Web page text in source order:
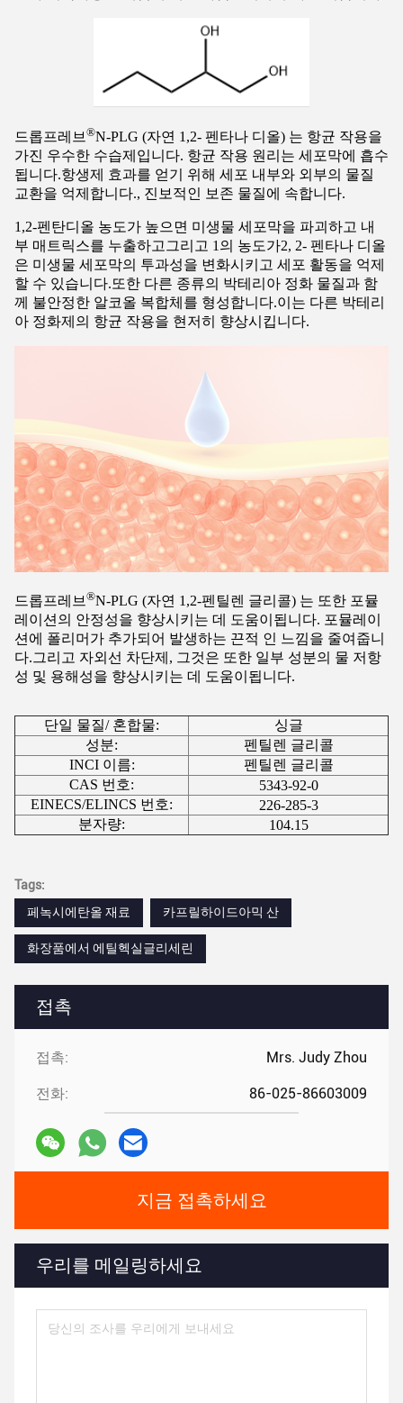
접촉
접촉: Mrs. Judy Zhou
전화: 86-025-86603009
지금 접촉하세요
우리를 메일링하세요
드롭프레브 ®N-PLG (자연 1,2- 펜타나 디올) 는 항균 작용을
가진 우수한 수습제입니다. 항균 작용 원리는 세포막에 흡수
됩니다.항생제 효과를 얻기 위해 세포 내부와 외부의 물질
교환을 억제합니다., 진보적인 보존 물질에 속합니다.
1,2-펜탄디올 농도가 높으면 미생물 세포막을 파괴하고 내
부 매트릭스를 누출하고그리고 1의 농도가2, 2- 펜타나 디올
은 미생물 세포막의 투과성을 변화시키고 세포 활동을 억제
할 수 있습니다.또한 다른 종류의 박테리아 정화 물질과 함
께 불안정한 알코올 복합체를 형성합니다.이는 다른 박테리
아 정화제의 항균 작용을 현저히 향상시킵니다.
드롭프레브®N-PLG (자연 1,2-펜틸렌 글리콜) 는 또한 포뮬
레이션의 안정성을 향상시키는 데 도움이됩니다. 포뮬레이
션에 폴리머가 추가되어 발생하는 끈적 인 느낌을 줄여줍니
다.그리고 자외선 차단제, 그것은 또한 일부 성분의 물 저항
성 및 용해성을 향상시키는 데 도움이됩니다.
단일 물질/ 혼합물:
싱글
성분:
펜틸렌 글리콜
INCI 이름:
펜틸렌 글리콜
CAS 번호:
5343-92-0
EINECS/ELINCS 번호:
226-285-3
분자량:
104.15
Tags:
페녹시에탄올 재료
카프릴하이드아믹 산
화장품에서 에틸헥실글리세린